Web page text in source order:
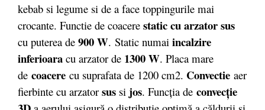
kebab si legume si de a face toppingurile mai
crocante. Functie de coacere static cu arzator sus
cu puterea de 900 W. Static numai incalzire
inferioara cu arzator de 1300 W. Placa mare
de coacere cu suprafata de 1200 cm2. Convectie aer
fierbinte cu arzator sus si jos. Funcţia de convecţie